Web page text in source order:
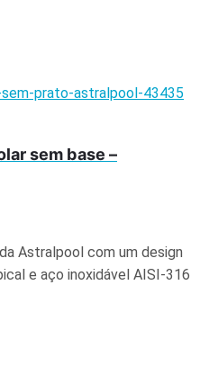
sem base –
Astralpool com um design
e aço inoxidável AISI-316